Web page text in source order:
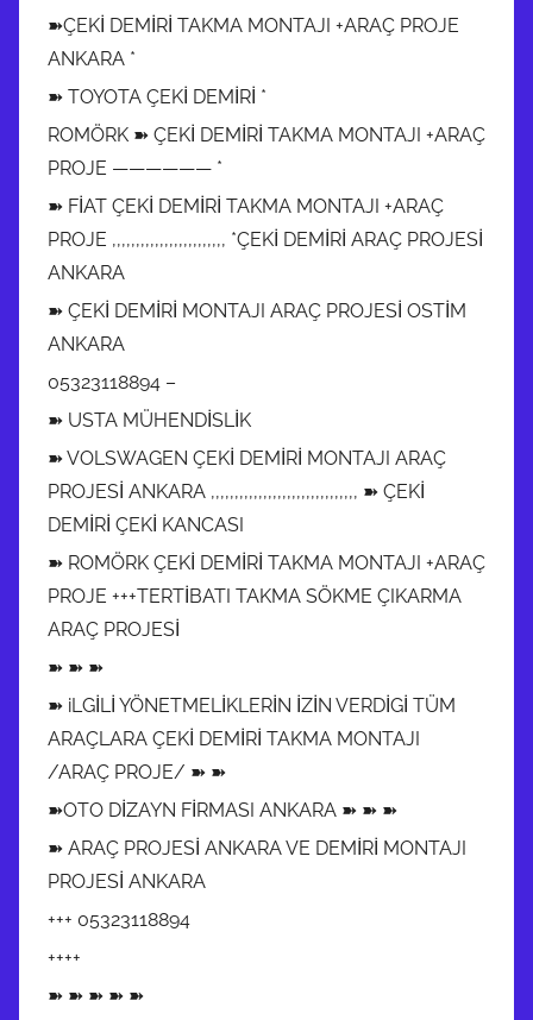
➽ÇEKİ DEMİRİ TAKMA MONTAJI +ARAÇ PROJE
ANKARA *
➽ TOYOTA ÇEKİ DEMİRİ *
ROMÖRK ➽ ÇEKİ DEMİRİ TAKMA MONTAJI +ARAÇ
PROJE —————— *
➽ FİAT ÇEKİ DEMİRİ TAKMA MONTAJI +ARAÇ
PROJE ,,,,,,,,,,,,,,,,,,,,,,,, *ÇEKİ DEMİRİ ARAÇ PROJESİ
ANKARA
➽ ÇEKİ DEMİRİ MONTAJI ARAÇ PROJESİ OSTİM
ANKARA
05323118894 –
➽ USTA MÜHENDİSLİK
➽ VOLSWAGEN ÇEKİ DEMİRİ MONTAJI ARAÇ
PROJESİ ANKARA ,,,,,,,,,,,,,,,,,,,,,,,,,,,,,,, ➽ ÇEKİ
DEMİRİ ÇEKİ KANCASI
➽ ROMÖRK ÇEKİ DEMİRİ TAKMA MONTAJI +ARAÇ
PROJE +++TERTİBATI TAKMA SÖKME ÇIKARMA
ARAÇ PROJESİ
➽ ➽ ➽
➽ iLGİLİ YÖNETMELİKLERİN İZİN VERDİGİ TÜM
ARAÇLARA ÇEKİ DEMİRİ TAKMA MONTAJI
/ARAÇ PROJE/ ➽ ➽
➽OTO DİZAYN FİRMASI ANKARA ➽ ➽ ➽
➽ ARAÇ PROJESİ ANKARA VE DEMİRİ MONTAJI
PROJESİ ANKARA
+++ 05323118894
++++
➽ ➽ ➽ ➽ ➽